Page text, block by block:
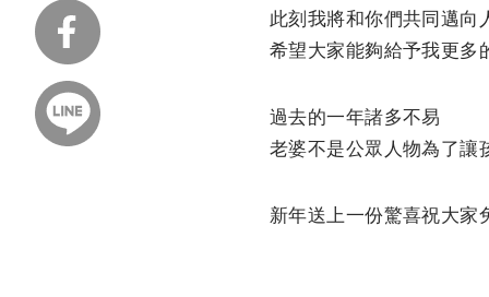
此刻我將和你們共同邁向
希望大家能夠給予我更多
過去的一年諸多不易
老婆不是公眾人物為了讓
新年送上一份驚喜祝大家